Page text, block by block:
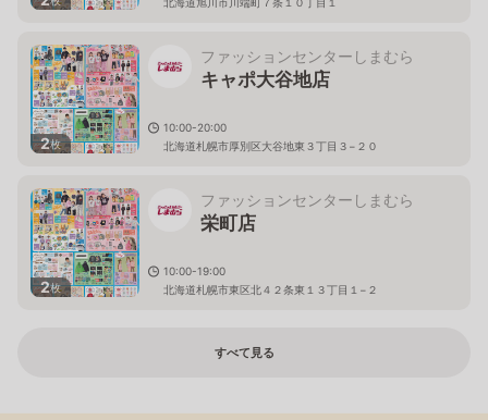
2枚
ファッションセンターしまむら
キャポ大谷地店
10:00-20:00
北海道札幌市厚別区大谷地東３丁目３−２０
2枚
ファッションセンターしまむら
栄町店
10:00-19:00
北海道札幌市東区北４２条東１３丁目１−２
すべて見る